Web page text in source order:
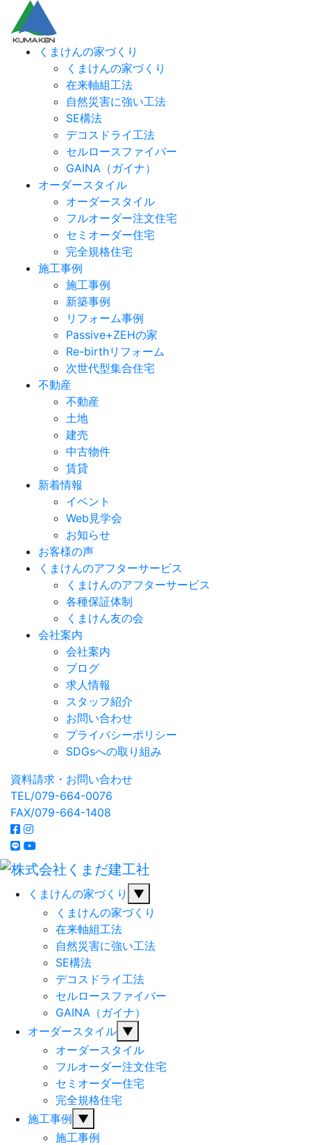
くまけんの家づくり
くまけんの家づくり
在来軸組工法
自然災害に強い工法
SE構法
デコスドライ工法
セルロースファイバー
GAINA（ガイナ）
オーダースタイル
オーダースタイル
フルオーダー注文住宅
セミオーダー住宅
完全規格住宅
施工事例
施工事例
新築事例
リフォーム事例
Passive+ZEHの家
Re-birthリフォーム
次世代型集合住宅
不動産
不動産
土地
建売
中古物件
賃貸
新着情報
イベント
Web見学会
お知らせ
お客様の声
くまけんのアフターサービス
くまけんのアフターサービス
各種保証体制
くまけん友の会
会社案内
会社案内
ブログ
求人情報
スタッフ紹介
お問い合わせ
プライバシーポリシー
SDGsへの取り組み
資料請求・お問い合わせ
TEL/079-664-0076
FAX/079-664-1408
くまけんの家づくり
▼
くまけんの家づくり
在来軸組工法
自然災害に強い工法
SE構法
デコスドライ工法
セルロースファイバー
GAINA（ガイナ）
オーダースタイル ▼
オーダースタイル
フルオーダー注文住宅
セミオーダー住宅
完全規格住宅
施工事例 ▼
施工事例